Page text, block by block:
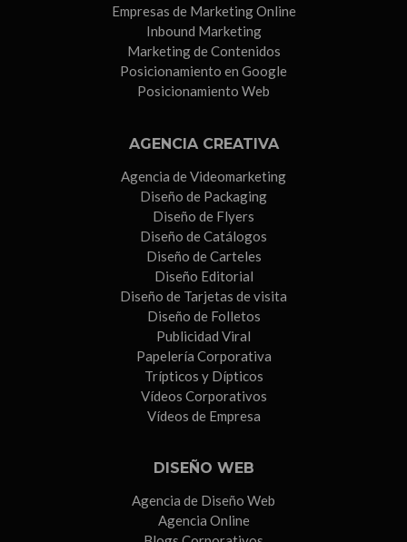
Empresas de Marketing Online
Inbound Marketing
Marketing de Contenidos
Posicionamiento en Google
Posicionamiento Web
AGENCIA CREATIVA
Agencia de Videomarketing
Diseño de Packaging
Diseño de Flyers
Diseño de Catálogos
Diseño de Carteles
Diseño Editorial
Diseño de Tarjetas de visita
Diseño de Folletos
Publicidad Viral
Papelería Corporativa
Trípticos y Dípticos
Vídeos Corporativos
Vídeos de Empresa
DISEÑO WEB
Agencia de Diseño Web
Agencia Online